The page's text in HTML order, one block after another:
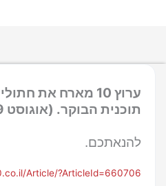
ערוץ 10 מארח את
תוכנית הבוקר. (אוגוסט 09)
להנאתכם.
Article/?ArticleId=660706